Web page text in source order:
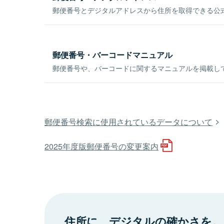
郵便番号とデジタルアドレスから住所を取得できる公
郵便番号・バーコードマニュアル
郵便番号や、バーコードに関するマニュアルを掲載し
郵便番号検索に使用されているデータについて
2025年度版郵便番号の変更案内